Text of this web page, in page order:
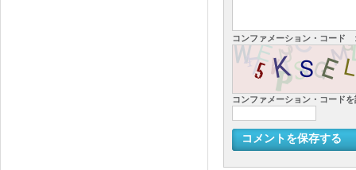
コンファメーション・コード :
コンファメーション・コード
コメントを保存する